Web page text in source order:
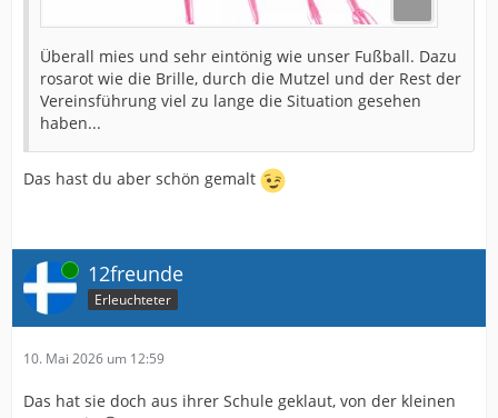
Überall mies und sehr eintönig wie unser Fußball. Dazu
rosarot wie die Brille, durch die Mutzel und der Rest der
Vereinsführung viel zu lange die Situation gesehen
haben...
Das hast du aber schön gemalt
Online 12freunde
Erleuchteter
10. Mai 2026 um 12:59
Das hat sie doch aus ihrer Schule geklaut, von der kleinen